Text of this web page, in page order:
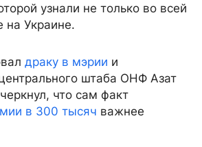
узнали не только во всей
на Украине.
драку в мэрии и
штаба ОНФ Азат
что сам факт
в 300 тысяч важнее